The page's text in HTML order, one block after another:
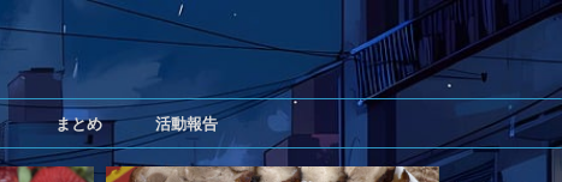
まとめ 活動報告